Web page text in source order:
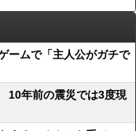
ームで「主人公がガチで
10年前の震災では3度現